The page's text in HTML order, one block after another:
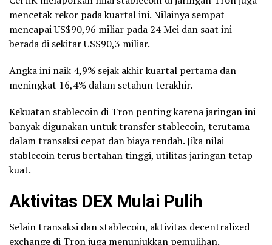
mencetak rekor pada kuartal ini. Nilainya sempat
mencapai US$90,96 miliar pada 24 Mei dan saat ini
berada di sekitar US$90,3 miliar.
Angka ini naik 4,9% sejak akhir kuartal pertama dan
meningkat 16,4% dalam setahun terakhir.
Kekuatan stablecoin di Tron penting karena jaringan ini
banyak digunakan untuk transfer stablecoin, terutama
dalam transaksi cepat dan biaya rendah. Jika nilai
stablecoin terus bertahan tinggi, utilitas jaringan tetap
kuat.
Aktivitas DEX Mulai Pulih
Selain transaksi dan stablecoin, aktivitas decentralized
exchange di Tron juga menunjukkan pemulihan.